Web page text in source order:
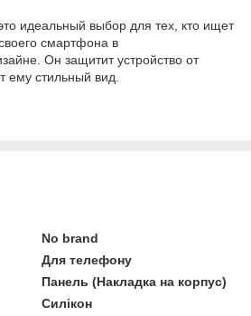
идеальный выбор для тех, кто ищет
смартфона в
Он защитит устройство от
ему стильный вид.
No brand
Для телефону
Панель (Накладка на корпус)
Силікон